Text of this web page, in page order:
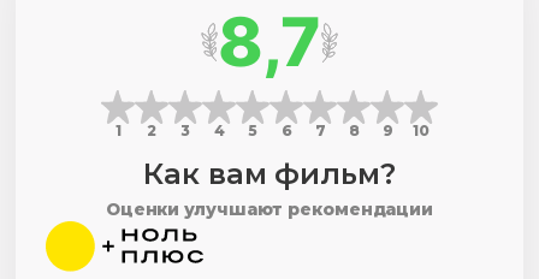
8,7
1 2 3 4 5 6 7 8 9 10
Как вам фильм?
Оценки улучшают рекомендации